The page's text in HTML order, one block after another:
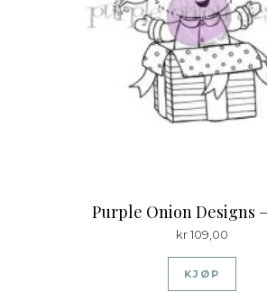
Purple Onion Designs
kr109,00
KJØP